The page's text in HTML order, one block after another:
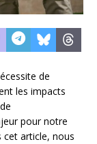
de
les impacts
pour notre
cet article, nous